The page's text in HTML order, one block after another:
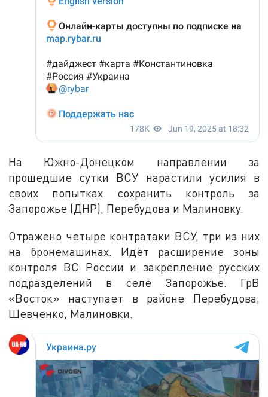
На Южно-Донецком направлении за
прошедшие сутки ВСУ нарастили усилия в
своих попытках сохранить контроль за
Запорожье (ДНР), Перебудова и Малиновку.
Отражено четыре контратаки ВСУ, три из них
на бронемашинах. Идёт расширение зоны
контроля ВС России и закрепление русских
подразделений в селе Запорожье. ГрВ
«Восток» наступает в районе Перебудова,
Шевченко, Малиновки.